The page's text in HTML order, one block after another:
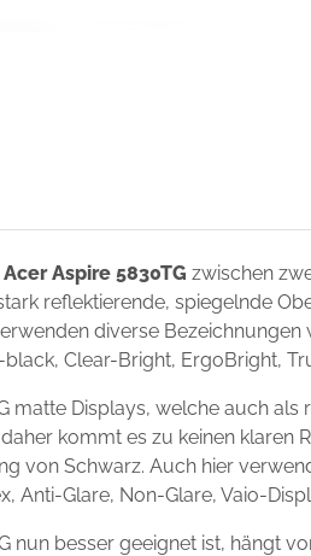
Acer Aspire 5830TG zwischen
reflektierende, spiegelnde
diverse
Clear-Bright, ErgoBright,
matte Displays, welche auch
kommt es zu keinen
von Schwarz. Auch hier
Anti-Glare, Non-Glare, Vaio-
nun besser geeignet ist, hängt